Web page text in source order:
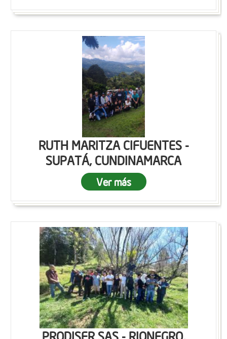
RUTH MARITZA CIFUENTES -
SUPATÁ, CUNDINAMARCA
Ver más
PRODISER SAS - RIONEGRO,